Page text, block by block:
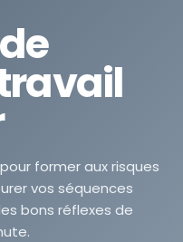
former aux risques
vos séquences
bons réflexes de